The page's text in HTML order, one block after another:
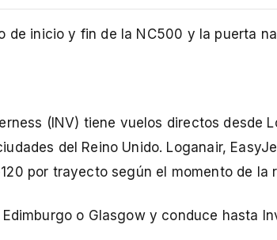
de inicio y fin de la NC500 y la puerta
(INV) tiene vuelos directos desde
del Reino Unido. Loganair,
por trayecto según el momento de la
Edimburgo o Glasgow y conduce hasta